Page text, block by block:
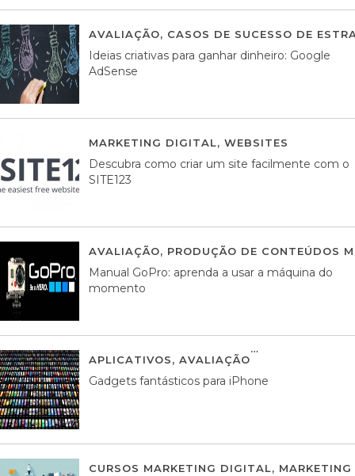
AVALIAÇÃO, CASOS DE SUCESSO DE
Ideias criativas para ganhar dinheiro: Google
AdSense
MARKETING DIGITAL, WEBSITES
Descubra como criar um site facilmente com o
SITE123
AVALIAÇÃO, PRODUÇÃO DE CONTEÚDOS
Manual GoPro: aprenda a usar a máquina do
momento
APLICATIVOS, AVALIAÇÃO
Gadgets fantásticos para iPhone
CURSOS MARKETING DIGITAL,